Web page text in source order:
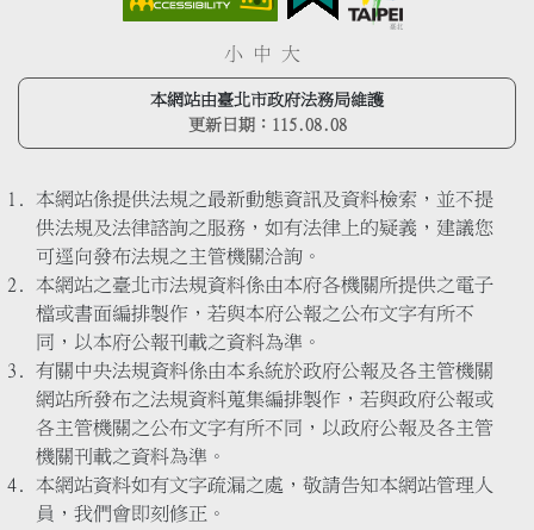
小 中 大
本網站由臺北市政府法務局維護
更新日期： 115.08.08
本網站係提供法規之最新動態資訊及資料檢索，並不提
供法規及法律諮詢之服務，如有法律上的疑義，建議您
可逕向發布法規之主管機關洽詢。
本網站之臺北市法規資料係由本府各機關所提供之電子
檔或書面編排製作，若與本府公報之公布文字有所不
同，以本府公報刊載之資料為準。
有關中央法規資料係由本系統於政府公報及各主管機關
網站所發布之法規資料蒐集編排製作，若與政府公報或
各主管機關之公布文字有所不同，以政府公報及各主管
機關刊載之資料為準。
本網站資料如有文字疏漏之處，敬請告知本網站管理人
員，我們會即刻修正。